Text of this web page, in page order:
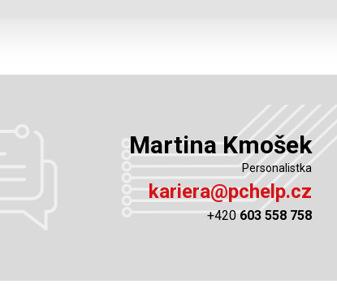
Martina Kmošek
Personalistka
kariera@pchelp.cz
+420 603 558 758